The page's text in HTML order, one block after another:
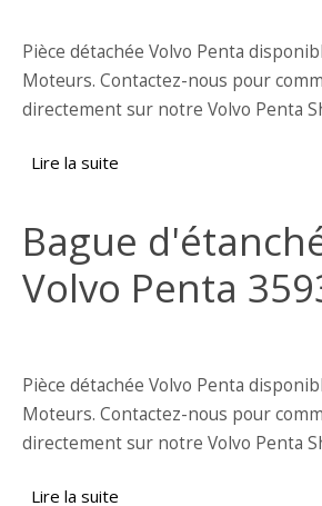
Pièce détachée Volvo Penta
Moteurs. Contactez-nous pour
directement sur notre Volvo Penta
Lire la suite
Bague
Volvo Penta
Pièce détachée Volvo Penta
Moteurs. Contactez-nous pour
directement sur notre Volvo Penta
Lire la suite